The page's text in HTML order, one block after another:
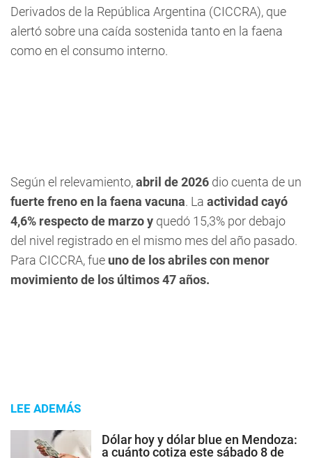
Derivados de la República Argentina (CICCRA), que
alertó sobre una caída sostenida tanto en la faena
como en el consumo interno.
Según el relevamiento,abril de 2026 dio cuenta de un
fuerte freno en la faena vacuna. La actividad cayó
4,6% respecto de marzo y quedó 15,3% por debajo
del nivel registrado en el mismo mes del año pasado.
Para CICCRA, fue uno de los abrilescon menor
movimiento de los últimos 47 años.
LEE ADEMÁS
Dólar hoy y dólar blue en Mendoza:
a cuánto cotiza este sábado 8 de